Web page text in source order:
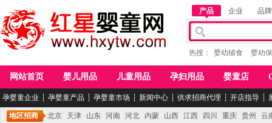
青岛嘟啦咪婴幼儿用品公司 湖南迈亨母婴用品有限
产品 企业 品牌
热搜： 婴幼辅食 婴幼
网站首页 婴儿用品 儿童用品 孕妇用品 婴童店
孕婴童企业 ┆ 孕婴童产品 ┆ 孕婴童市场 ┆ 新闻中心 ┆ 供求招商代理 ┆ 开店指导 ┆
地区招商 北京 天津 山东 河南 河北 内蒙 山西 江西 四川 重庆 贵州
云